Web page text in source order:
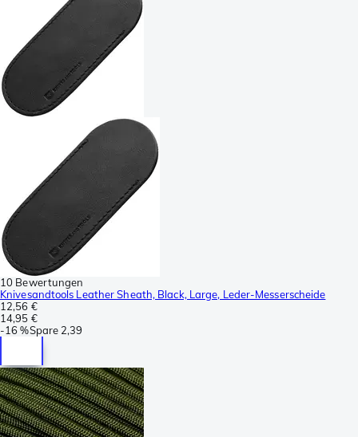
10 Bewertungen
Knivesandtools Leather Sheath, Black, Large, Leder-Messerscheide
12,56 €
14,95 €
-16 %Spare 2,39